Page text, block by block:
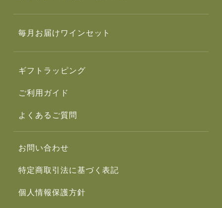
毎月お届けワインセット
ギフトラッピング
ご利用ガイド
よくあるご質問
お問い合わせ
特定商取引法に基づく表記
個人情報保護方針